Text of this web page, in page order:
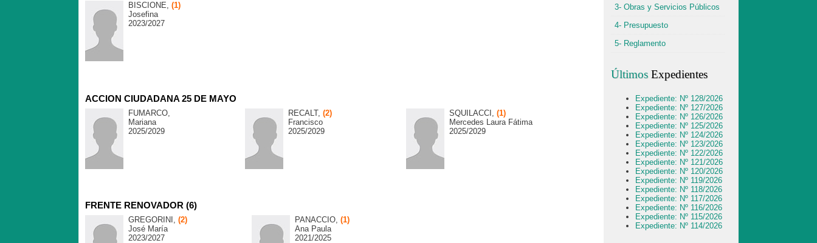
BISCIONE, (1)
Josefina
2023/2027
ACCION CIUDADANA 25 DE MAYO
FUMARCO,
Mariana
2025/2029
RECALT, (2)
Francisco
2025/2029
SQUILACCI, (1)
Mercedes Laura Fátima
2025/2029
FRENTE RENOVADOR (6)
GREGORINI, (2)
José María
2023/2027
PANACCIO, (1)
Ana Paula
2021/2025
3- Obras y Servicios Públicos
4- Presupuesto
5- Reglamento
ÚltimosExpedientes
Expediente: Nº 128/2026
Expediente: Nº 127/2026
Expediente: Nº 126/2026
Expediente: Nº 125/2026
Expediente: Nº 124/2026
Expediente: Nº 123/2026
Expediente: Nº 122/2026
Expediente: Nº 121/2026
Expediente: Nº 120/2026
Expediente: Nº 119/2026
Expediente: Nº 118/2026
Expediente: Nº 117/2026
Expediente: Nº 116/2026
Expediente: Nº 115/2026
Expediente: Nº 114/2026